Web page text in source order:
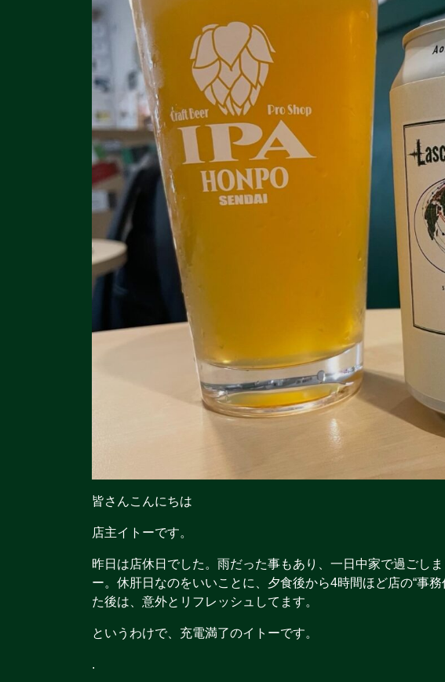
皆さんこんにちは
店主イトーです。
昨日は店休日でした。雨だった事もあり、一日中家で過ごし
ー。休肝日なのをいいことに、夕食後から4時間ほど店の“事
た後は、意外とリフレッシュしてます。
というわけで、充電満了のイトーです。
.